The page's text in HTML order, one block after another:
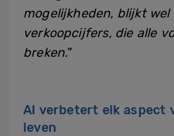
mogelijkheden, blijkt
verkoopcijfers, die alle
breken.”
AI verbetert elk aspect
leven